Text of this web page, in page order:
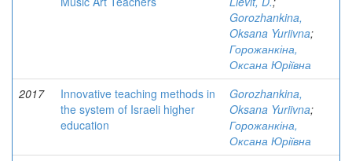
Gorozhankina,
Oksana Yuriivna;
Горожанкіна,
Оксана Юріївна
2017
Innovative teaching methods in
the system of Israeli higher
education
Gorozhankina,
Oksana Yuriivna;
Горожанкіна,
Оксана Юріївна